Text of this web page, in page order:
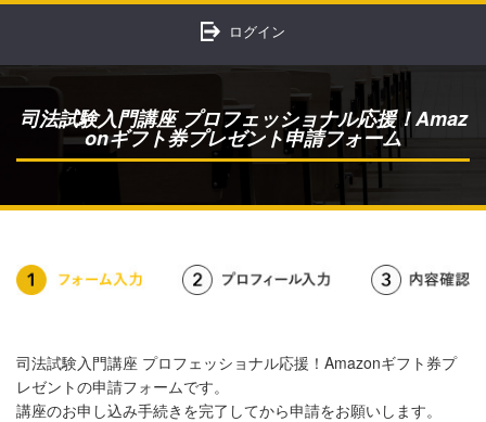
ログイン
司法試験入門講座 プロフェッショナル応援！Amaz
onギフト券プレゼント申請フォーム
司法試験入門講座 プロフェッショナル応援！Amazonギフト券プ
レゼントの申請フォームです。
講座のお申し込み手続きを完了してから申請をお願いします。